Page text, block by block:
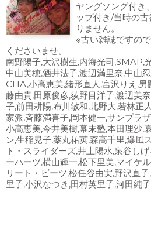
ヤングソング付き
ップ付き/当時の
りません。
※古い雑誌ですの
くださいませ。
南野陽子,大沢樹生,内海光司,SMAP,
中山美穂,酒井法子,渡辺満里奈,中山
CHA,小高恵美,緒形直人,宮沢りえ,男
藤由貴,田原俊彦,荻野目洋子,渡辺美
子,前田耕陽,布川敏和,北野大,若林正
家派,斉藤満喜子,岡本健一,サンプラ
小高恵美,今井美樹,幕末塾,本田理沙,
ン,生稲晃子,薬丸祐英,森高千里,爆風
ト・スライダーズ,井上陽水,泉谷し
ーハーツ,横山輝一,松下里美,マイケ
リート・ビーツ,松任谷由実,野沢直
里子,小沢なつき,田村英里子,河田純